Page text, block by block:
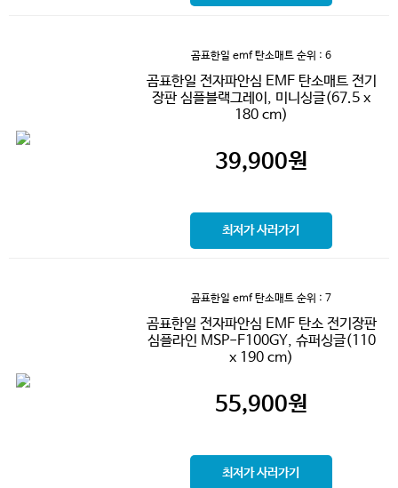
곰표한일 emf 탄소매트 순위 : 6
곰표한일 전자파안심 EMF 탄소매트 전기
장판 심플블랙그레이, 미니싱글(67.5 x
180 cm)
39,900원
최저가 사러가기
곰표한일 emf 탄소매트 순위 : 7
곰표한일 전자파안심 EMF 탄소 전기장판
심플라인 MSP-F100GY, 슈퍼싱글(110
x 190 cm)
55,900원
최저가 사러가기